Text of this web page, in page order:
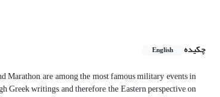
چکیده
English
Marathon, are among the most famous military events in
writings, and therefore, the Eastern perspective on